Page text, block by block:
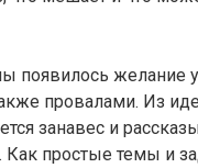
появилось желание
провалами. Из
занавес и
простые темы и